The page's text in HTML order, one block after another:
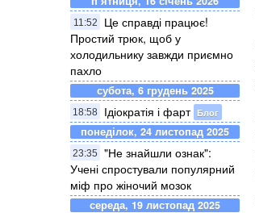
11:52
Це справді працює!
Простий трюк, щоб у
холодильнику завжди приємно
пахло
субота, 6 грудень 2025
18:58 Ідіократія і фарт Блог
понеділок, 24 листопад 2025
23:35
"Не знайшли ознак":
Учені спростували популярний
міф про жіночий мозок
середа, 19 листопад 2025